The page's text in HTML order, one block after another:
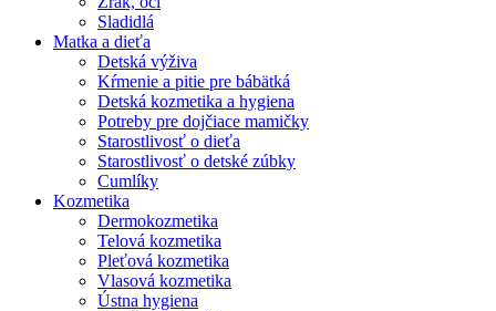
Sladidlá
Matka a dieťa
Detská výživa
Kŕmenie a pitie pre bábätká
Detská kozmetika a hygiena
Potreby pre dojčiace mamičky
Starostlivosť o dieťa
Starostlivosť o detské zúbky
Cumlíky
Kozmetika
Dermokozmetika
Telová kozmetika
Pleťová kozmetika
Vlasová kozmetika
Ústna hygiena